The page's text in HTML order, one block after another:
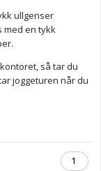
ullgenser
med en tykk
så tar du
joggeturen når du
1